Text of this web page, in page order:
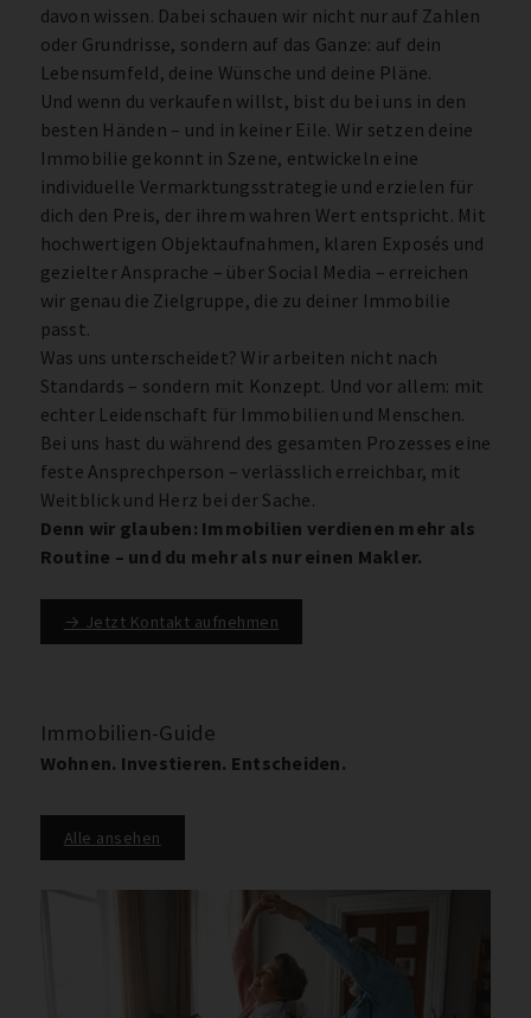
davon wissen. Dabei schauen wir nicht nur auf Zahlen
oder Grundrisse, sondern auf das Ganze: auf dein
Lebensumfeld, deine Wünsche und deine Pläne.
Und wenn du verkaufen willst, bist du bei uns in den
besten Händen – und in keiner Eile. Wir setzen deine
Immobilie gekonnt in Szene, entwickeln eine
individuelle Vermarktungsstrategie und erzielen für
dich den Preis, der ihrem wahren Wert entspricht. Mit
hochwertigen Objektaufnahmen, klaren Exposés und
gezielter Ansprache – über Social Media – erreichen
wir genau die Zielgruppe, die zu deiner Immobilie
passt.
Was uns unterscheidet? Wir arbeiten nicht nach
Standards – sondern mit Konzept. Und vor allem: mit
echter Leidenschaft für Immobilien und Menschen.
Bei uns hast du während des gesamten Prozesses eine
feste Ansprechperson – verlässlich erreichbar, mit
Weitblick und Herz bei der Sache.
Denn wir glauben: Immobilien verdienen mehr als
Routine – und du mehr als nur einen Makler.
→ Jetzt Kontakt aufnehmen
Immobilien-Guide
Wohnen. Investieren. Entscheiden.
Alle ansehen